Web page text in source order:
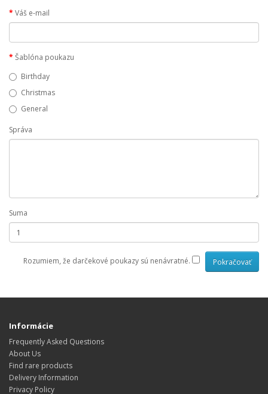
Váš e-mail
Šablóna poukazu
Birthday
Christmas
General
Správa
Suma
Rozumiem, že darčekové poukazy sú nenávratné.
Informácie
Frequently Asked Questions
About Us
Find rare products
Delivery Information
Privacy Policy